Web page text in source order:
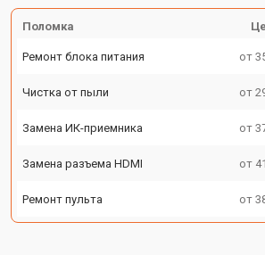
Поломка
Ремонт блока питания от
Чистка от пыли от
Замена ИК-приемника от
Замена разъема HDMI от
Ремонт пульта от